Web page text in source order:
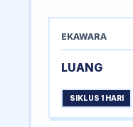
EKAWARA
LUANG
SIKLUS 1 HARI